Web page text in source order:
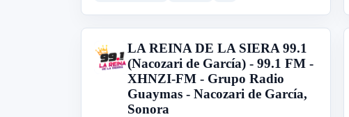
L
LA REINA DE LA SIERA 99.1
(Nacozari de García) - 99.1 FM -
XHNZI-FM - Grupo Radio
Guaymas - Nacozari de García,
Sonora